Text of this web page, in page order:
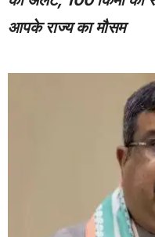
आपके राज्य का मौसम